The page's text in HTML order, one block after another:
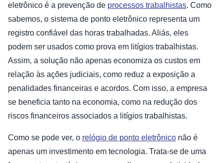
eletrônico é a prevenção de processos trabalhistas. Como
sabemos, o sistema de ponto eletrônico representa um
registro confiável das horas trabalhadas. Aliás, eles
podem ser usados como prova em litígios trabalhistas.
Assim, a solução não apenas economiza os custos em
relação às ações judiciais, como reduz a exposição a
penalidades financeiras e acordos. Com isso, a empresa
se beneficia tanto na economia, como na redução dos
riscos financeiros associados a litígios trabalhistas.
Como se pode ver, o relógio de ponto eletrônico não é
apenas um investimento em tecnologia. Trata-se de uma